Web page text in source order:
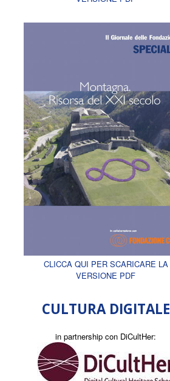
CLICCA QUI PER SCARICARE LA
VERSIONE PDF
CULTURA DIGITALE
in partnership con DiCultHer: